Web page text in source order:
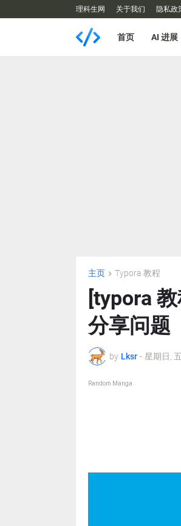
理科生网 关于我们 隐私政
首页 AI 进展
主页 Typora 教程
[typora
分享问题
by Lksr - 星期日,
Random Manga